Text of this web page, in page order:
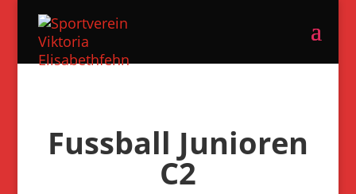
Fussball Junioren
C2